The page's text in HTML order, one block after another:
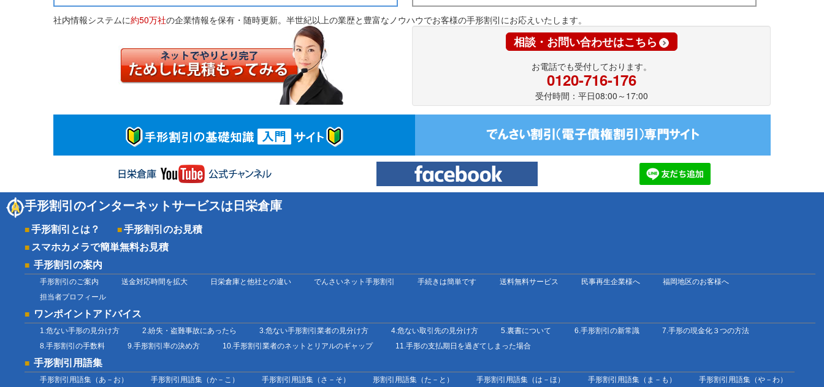
社内情報システムに約50万社の企業情報を保有・随時更新。半世紀以上の業歴と豊富なノウハウでお客様の手形割引にお応えいたします。
相談・お問い合わせはこちら
お電話でも受付しております。
0120-716-176
受付時間：平日08:00～17:00
手形割引のインターネットサービスは日栄倉庫
手形割引とは？
手形割引のお見積
スマホカメラで簡単無料お見積
手形割引の案内
手形割引のご案内 送金対応時間を拡大 日栄倉庫と他社との違い でんさいネット手形割引 手続きは簡単です 送料無料サービス 民事再生企業様へ
福岡地区のお客様へ
担当者プロフィール
ワンポイントアドバイス
1.危ない手形の見分け方 2.紛失・盗難事故にあったら 3.危ない手形割引業者の見分け方 4.危ない取引先の見分け方 5.裏書について 6.手形割引の新常識
7.手形の現金化３つの方法
8.手形割引の手数料
9.手形割引率の決め方 10.手形割引業者のネットとリアルのギャップ 11.手形の支払期日を過ぎてしまった場合
手形割引用語集
手形割引用語集（あ－お） 手形割引用語集（か－こ） 手形割引用語集（さ－そ） 形割引用語集（た－と） 手形割引用語集（は－ほ） 手形割引用語集（ま－も） 手形割引用語集（や－わ）